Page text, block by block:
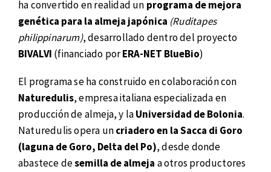
ha convertido en realidad un programa de mejora
genética para la almeja japónica (Ruditapes
philippinarum), desarrollado dentro del proyecto
BIVALVI (financiado porERA-NET BlueBio)
El programa se ha construido en colaboración con
Naturedulis, empresa italiana especializada en
producción de almeja, y laUniversidad de Bolonia.
Naturedulis opera uncriadero en la Sacca di Goro
(laguna de Goro, Delta del Po), desde donde
abastece desemilla de almeja a otros productores